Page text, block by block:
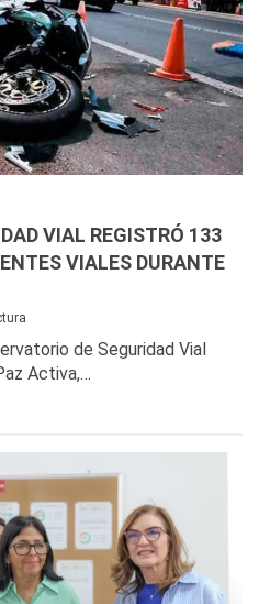
VIAL REGISTRÓ 133
VIALES DURANTE
de Seguridad Vial
Activa,…